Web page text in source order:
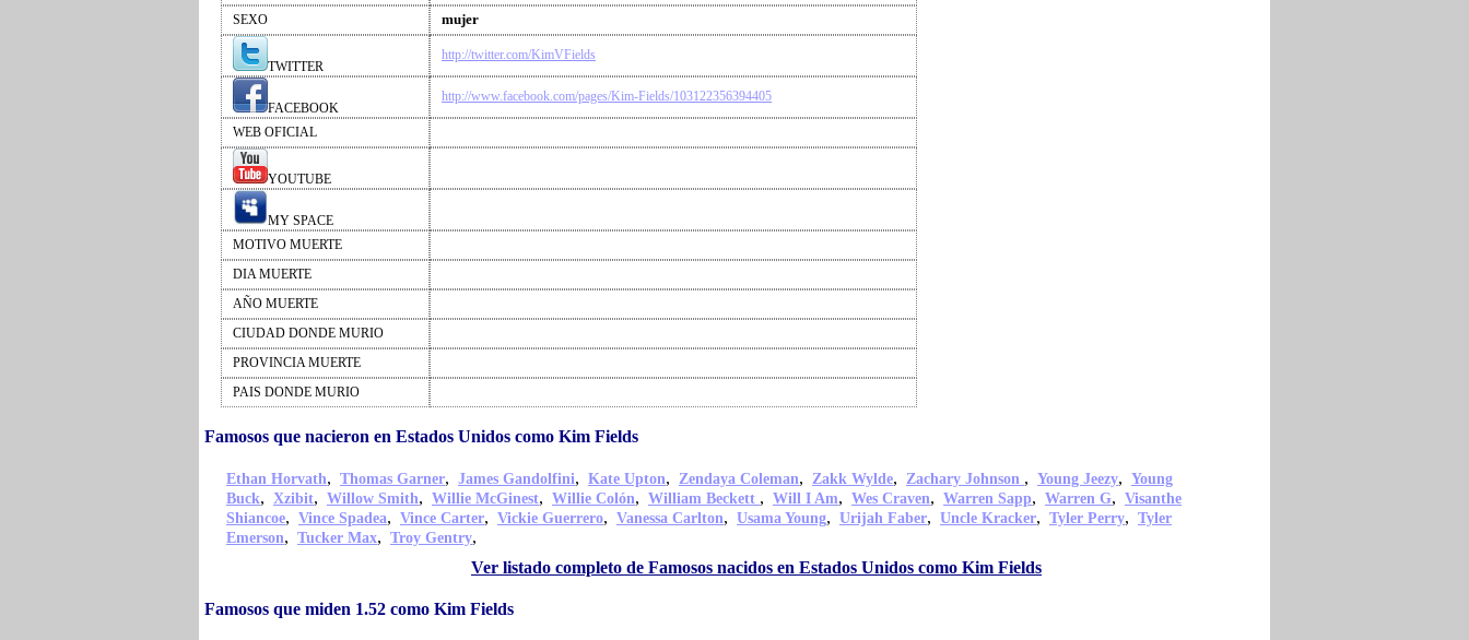
SEXO
mujer
TWITTER
http://twitter.com/KimVFields
FACEBOOK
http://www.facebook.com/pages/Kim-Fields/103122356394405
WEB OFICIAL
YOUTUBE
MY SPACE
MOTIVO MUERTE
DIA MUERTE
AÑO MUERTE
CIUDAD DONDE MURIO
PROVINCIA MUERTE
PAIS DONDE MURIO
Famosos que nacieron en Estados Unidos como Kim Fields
Ethan Horvath, Thomas Garner, James Gandolfini, Kate Upton, Zendaya Coleman, Zakk Wylde, Zachary Johnson , Young Jeezy, Young
Buck, Xzibit, Willow Smith, Willie McGinest, Willie Colón, William Beckett , Will I Am, Wes Craven, Warren Sapp, Warren G, Visanthe
Shiancoe, Vince Spadea, Vince Carter, Vickie Guerrero, Vanessa Carlton, Usama Young, Urijah Faber, Uncle Kracker, Tyler Perry, Tyler
Emerson, Tucker Max, Troy Gentry,
Ver listado completo de Famosos nacidos en Estados Unidos como Kim Fields
Famosos que miden 1.52 como Kim Fields